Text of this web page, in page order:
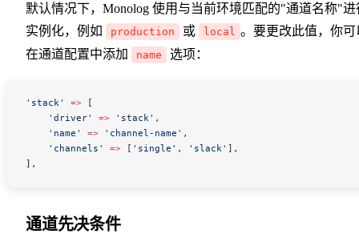
默认情况下，Monolog 使用与当前环境匹配的"通道名称"进
实例化，例如
production 或 local 。要更改此值，你可
在通道配置中添加
name 选项：
'stack' => [
    'driver'
=> 'stack' ,
    'name'
=> 'channel-name' ,
    'channels'
=> [ 'single' , 'slack' ],
],
通道先决条件